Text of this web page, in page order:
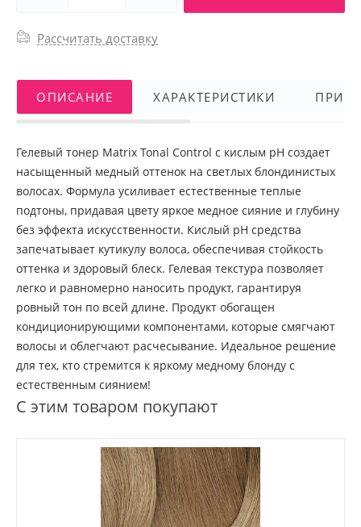
Рассчитать доставку
ОПИСАНИЕ ХАРАКТЕРИСТИКИ
Гелевый тонер Matrix Tonal Control с кислым pH создает
насыщенный медный оттенок на светлых блондинистых
волосах. Формула усиливает естественные теплые
подтоны, придавая цвету яркое медное сияние и глубину
без эффекта искусственности. Кислый pH средства
запечатывает кутикулу волоса, обеспечивая стойкость
оттенка и здоровый блеск. Гелевая текстура позволяет
легко и равномерно наносить продукт, гарантируя
ровный тон по всей длине. Продукт обогащен
кондиционирующими компонентами, которые смягчают
волосы и облегчают расчесывание. Идеальное решение
для тех, кто стремится к яркому медному блонду с
естественным сиянием!
С этим товаром покупают